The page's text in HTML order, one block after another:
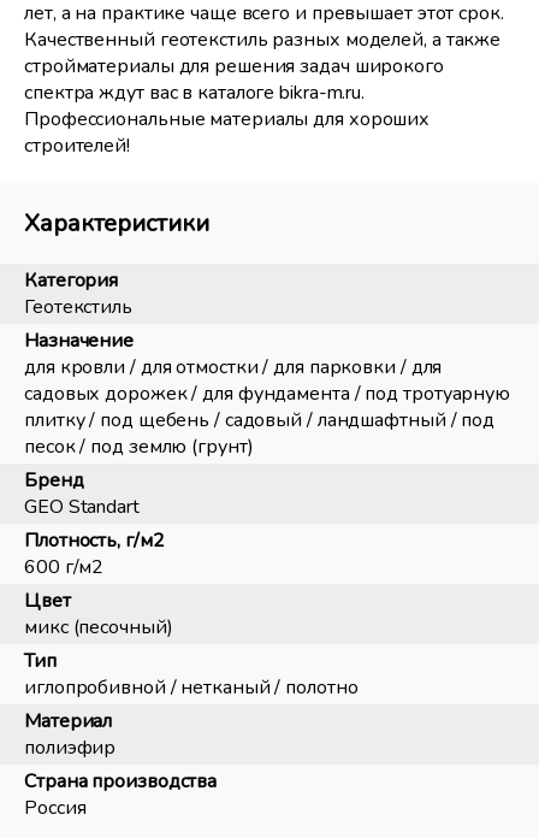
лет, а на практике чаще всего и превышает этот срок.
Качественный геотекстиль разных моделей, а также
стройматериалы для решения задач широкого
спектра ждут вас в каталоге bikra-m.ru.
Профессиональные материалы для хороших
строителей!
Характеристики
Категория
Геотекстиль
Назначение
для кровли / для отмостки / для парковки / для
садовых дорожек / для фундамента / под тротуарную
плитку / под щебень / садовый / ландшафтный / под
песок / под землю (грунт)
Бренд
GEO Standart
Плотность, г/м2
600 г/м2
Цвет
микс (песочный)
Тип
иглопробивной / нетканый / полотно
Материал
полиэфир
Страна производства
Россия